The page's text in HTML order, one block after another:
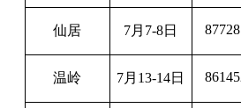
仙居 7月7-8日
温岭 7月13-14日